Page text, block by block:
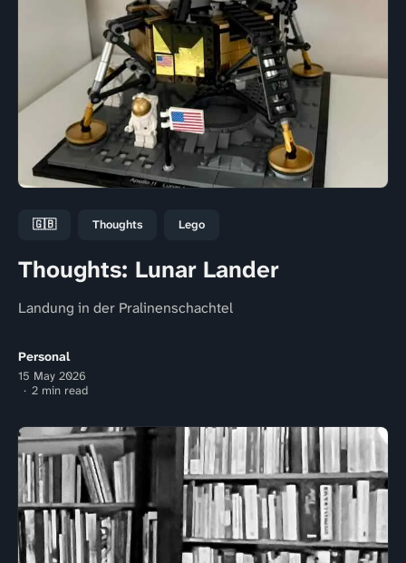
🇬🇧 Thoughts Lego
Thoughts: Lunar Lander
Landung in der Pralinenschachtel
Personal
15 May 2026
2 min read